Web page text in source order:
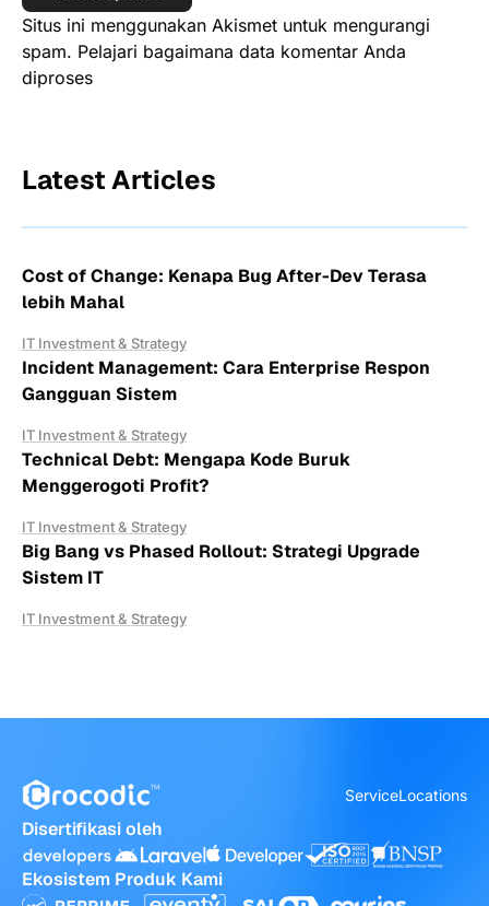
Situs ini menggunakan Akismet untuk mengurangi
spam. Pelajari bagaimana data komentar Anda
diproses
Latest Articles
Cost of Change: Kenapa Bug After-Dev Terasa
lebih Mahal
IT Investment & Strategy
Incident Management: Cara Enterprise Respon
Gangguan Sistem
IT Investment & Strategy
Technical Debt: Mengapa Kode Buruk
Menggerogoti Profit?
IT Investment & Strategy
Big Bang vs Phased Rollout: Strategi Upgrade
Sistem IT
IT Investment & Strategy
ServiceLocations
Disertifikasi oleh
Ekosistem Produk Kami